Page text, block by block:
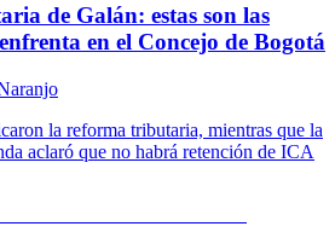
de Galán: estas son las
en el Concejo de Bogotá
la reforma tributaria, mientras que la
aclaró que no habrá retención de ICA